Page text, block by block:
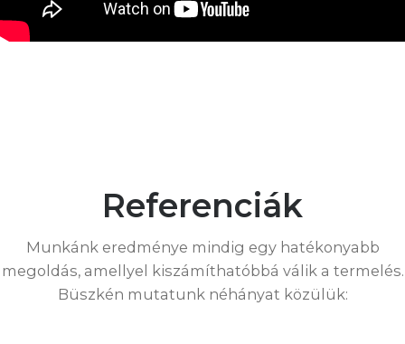
Referenciák
Munkánk eredménye mindig egy hatékonyabb
megoldás, amellyel kiszámíthatóbbá válik a termelés.
Büszkén mutatunk néhányat közülük: